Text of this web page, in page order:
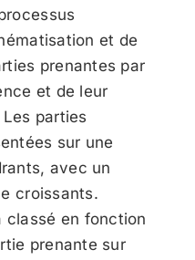
et de
prenantes par
et de leur
parties
sur une
avec un
croissants.
classé en fonction
prenante sur